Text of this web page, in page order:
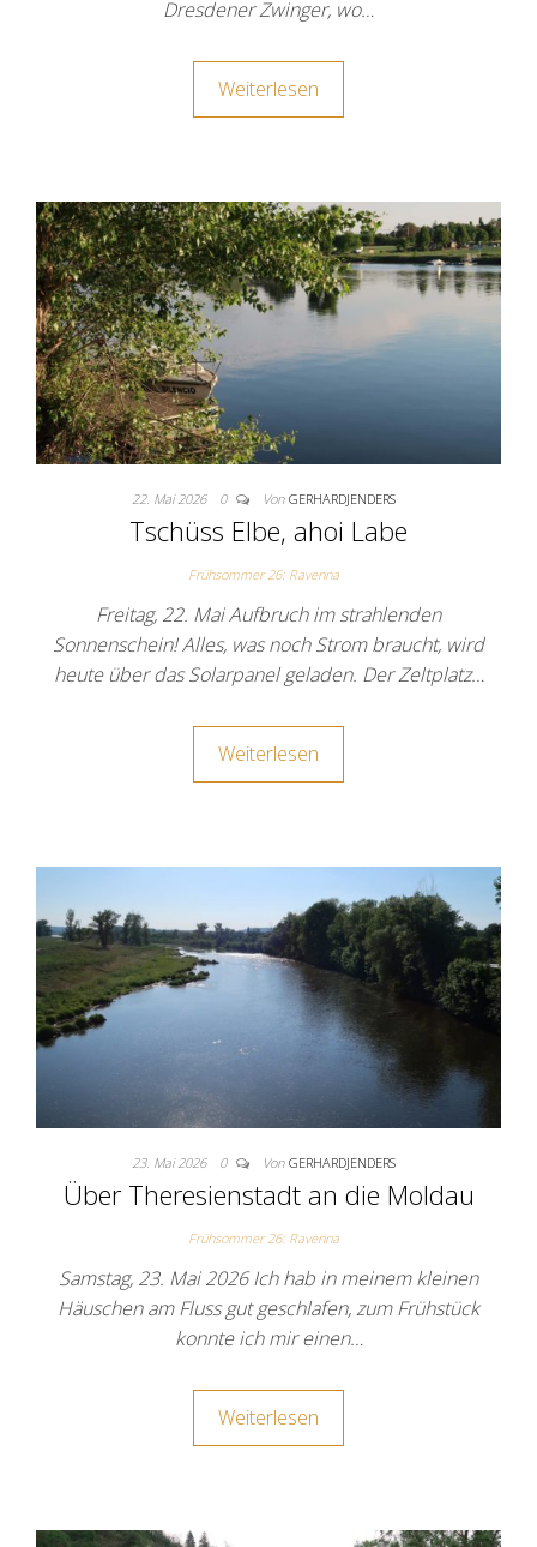
Dresdener Zwinger, wo…
Weiterlesen
22. Mai 2026 0 Von GERHARDJENDERS
Tschüss Elbe, ahoi Labe
Frühsommer 26: Ravenna
Freitag, 22. Mai Aufbruch im strahlenden
Sonnenschein! Alles, was noch Strom braucht, wird
heute über das Solarpanel geladen. Der Zeltplatz…
Weiterlesen
23. Mai 2026 0 Von GERHARDJENDERS
Über Theresienstadt an die Moldau
Frühsommer 26: Ravenna
Samstag, 23. Mai 2026 Ich hab in meinem kleinen
Häuschen am Fluss gut geschlafen, zum Frühstück
konnte ich mir einen…
Weiterlesen